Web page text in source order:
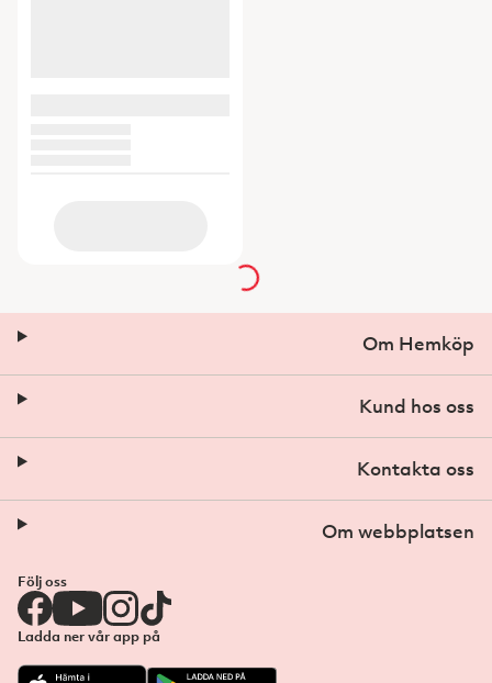
Om Hemköp
Kund hos oss
Kontakta oss
Om webbplatsen
Följ oss
Ladda ner vår app på